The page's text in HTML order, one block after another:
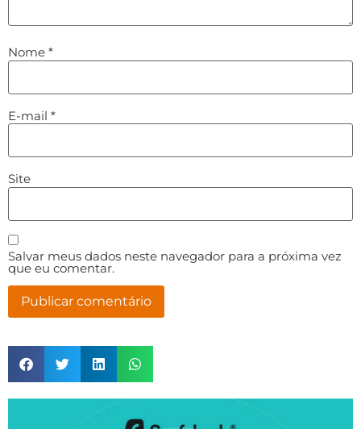
Nome *
E-mail *
Site
Salvar meus dados neste navegador para a próxima vez
que eu comentar.